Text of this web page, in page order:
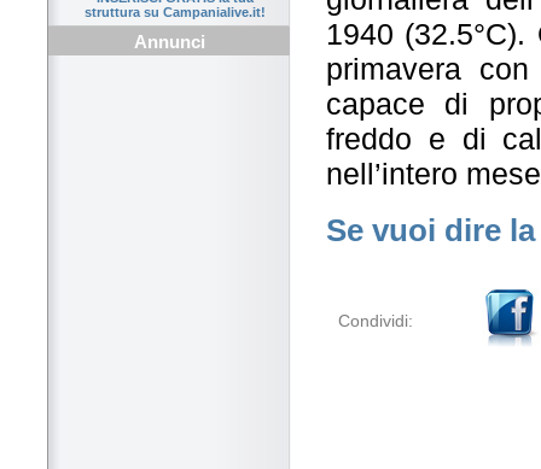
struttura su Campanialive.it!
Annunci
1940
primavera
capace di
freddo e di
nell’intero
Se vuoi dire
Condividi: